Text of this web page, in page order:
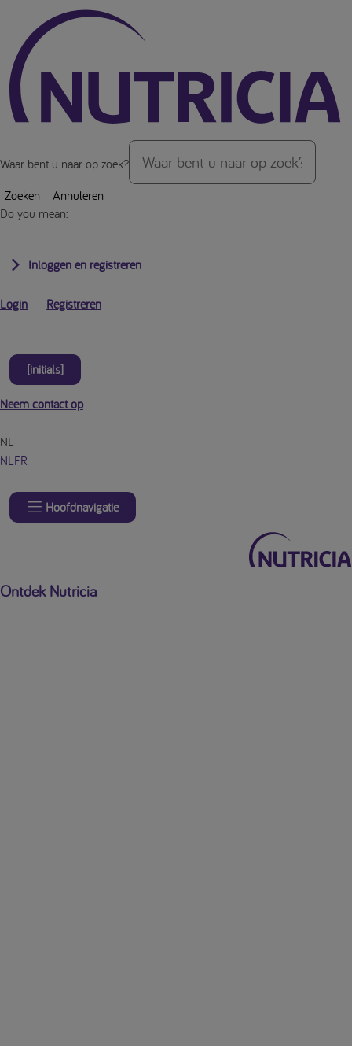
Over de inhoud van de pagina
Waar bent u naar op zoek?
Zoeken
Annuleren
Do you mean:
Inloggen en registreren
Login Registreren
[initials]
Neem contact op
NL
NLFR
Hoofdnavigatie
Ontdek Nutricia